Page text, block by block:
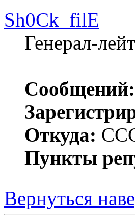
Sh0Ck_filE
Генерал-
Сообщений:
Откуда:
Пункты
Вернуться